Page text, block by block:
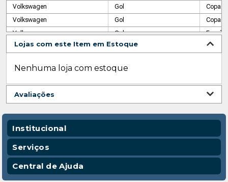
Volkswagen
Gol
Copa
Volkswagen
Gol
Copa
Volkswagen
Gol
Furgão
Volkswagen
Gol
Furgão
Volkswagen
Gol
Volkswagen
Gol
GL
Volkswagen
Volkswagen
Gol
GT
Volkswagen
Volkswagen
Gol
GTS
Volkswagen
Volkswagen
Volkswagen
Gol LS
Lojas com este Item em Estoque
Nenhuma loja com estoque
Avaliações
Institucional
Quem Somos
Nossas Lojas
Código de Conduta
Serviços
Vendas Corporativas
Entregas
Central de Ajuda